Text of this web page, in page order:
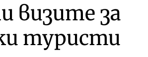
визите за
туристи